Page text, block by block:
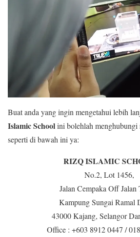
Buat anda yang ingin mengetahui lebih
Islamic Schoolini bolehlah menghubungi
seperti di bawah ini ya:
RIZQ ISLAMIC
No.2, Lot 1456,
Jalan Cempaka Off Jalan
Kampung Sungai Ramal
43000 Kajang, Selangor
Office : +603 8912 0447 /